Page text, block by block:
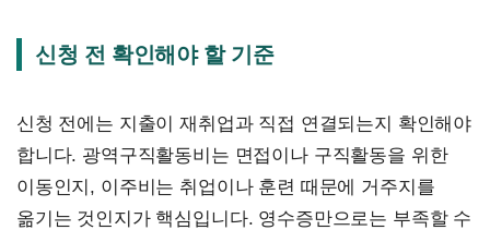
신청 전 확인해야 할 기준
신청 전에는 지출이 재취업과 직접 연결되는지 확인해야
합니다. 광역구직활동비는 면접이나 구직활동을 위한
이동인지, 이주비는 취업이나 훈련 때문에 거주지를
옮기는 것인지가 핵심입니다. 영수증만으로는 부족할 수